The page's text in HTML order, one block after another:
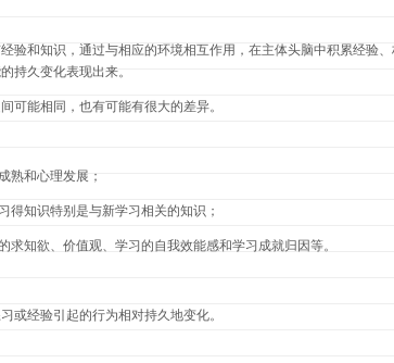
验和知识，通过与相应的环境相互作用 ， 在主体头脑中积累经验
持久变化表现出来。
可能相同，也有可能有很大的差异。
熟和心理发展；
得知识特别是与新学习相关的知识；
求知欲、价值观、学习的自我效能感和学习成就归因等。
或经验引起的行为相对持久地变化。